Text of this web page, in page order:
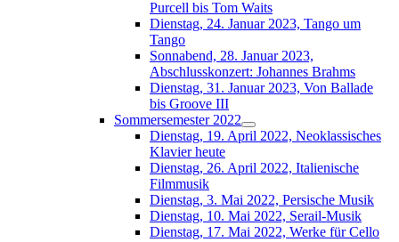
Purcell bis Tom Waits
Dienstag, 24. Januar 2023, Tango um
Tango
Sonnabend, 28. Januar 2023,
Abschlusskonzert: Johannes Brahms
Dienstag, 31. Januar 2023, Von Ballade
bis Groove III
Sommersemester 2022
Dienstag, 19. April 2022, Neoklassisches
Klavier heute
Dienstag, 26. April 2022, Italienische
Filmmusik
Dienstag, 3. Mai 2022, Persische Musik
Dienstag, 10. Mai 2022, Serail-Musik
Dienstag, 17. Mai 2022, Werke für Cello